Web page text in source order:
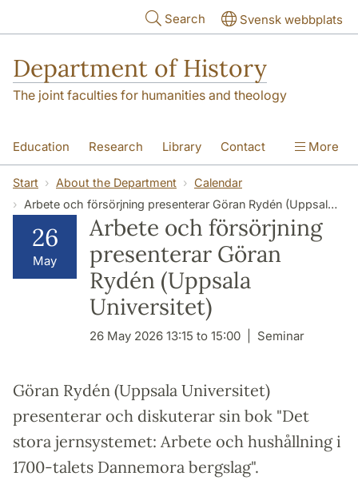
Search Svensk webbplats
Department of History
The joint faculties for humanities and theology
Education Research Library Contact
About the Department
More
Start About the Department
Calendar
Arbete och försörjning presenterar Göran Rydén (Uppsala Universitet)
26
May
Arbete och försörjning
presenterar Göran
Rydén (Uppsala
Universitet)
26 May 2026 13:15 to 15:00 Seminar
Göran Rydén (Uppsala Universitet)
presenterar och diskuterar sin bok "Det
stora jernsystemet: Arbete och hushållning i
1700-talets Dannemora bergslag".